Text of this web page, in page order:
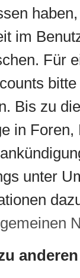
im
Für
Bis zu
in
unter